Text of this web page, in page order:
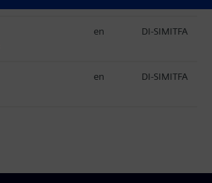
en DI-SIMITFA
en DI-SIMITFA